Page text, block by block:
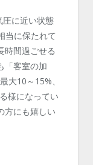
圧に近い状態
当に保たれて
時間過ごせる
「客室の加
大10～15%、
様になってい
方にも嬉しい